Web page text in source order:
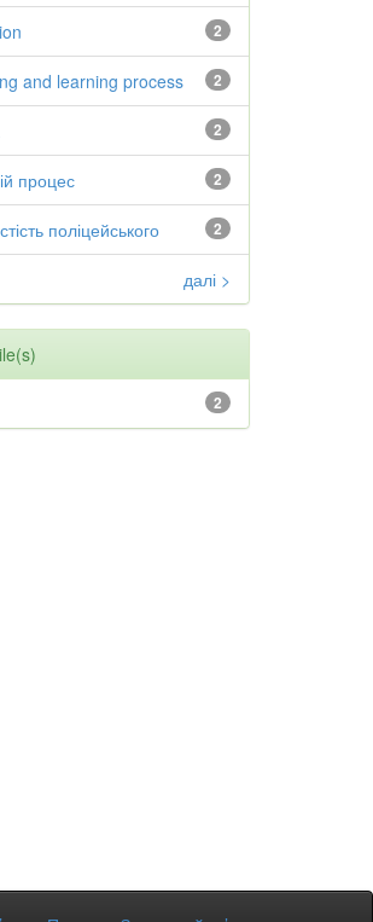
2
2
and learning process
2
2
процес
2
поліцейського
далі >
2